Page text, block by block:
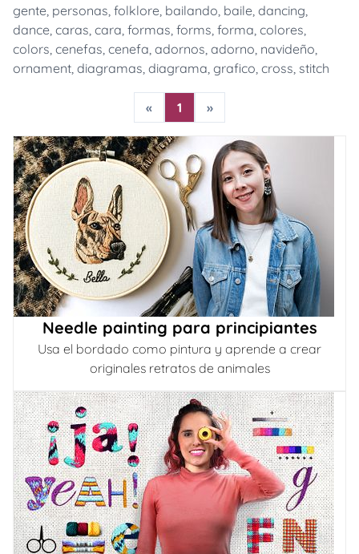
gente, personas, folklore, bailando, baile, dancing,
dance, caras, cara, formas, forms, forma, colores,
colors, cenefas, cenefa, adornos, adorno, navideño,
ornament, diagramas, diagrama, grafico, cross, stitch
« 1 »
Needle painting para principiantes
Usa el bordado como pintura y aprende a crear
originales retratos de animales